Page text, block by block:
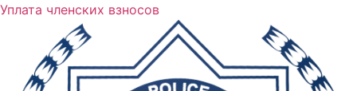
Уплата членских взносов